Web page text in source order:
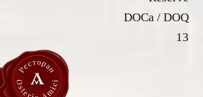
DOCa / DOQ
13